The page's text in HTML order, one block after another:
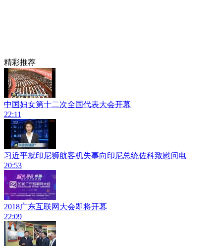
精彩推荐
中国妇女第十二次全国代表大会开幕
22:11
习近平就印尼狮航客机失事向印尼总统佐科致慰问电
20:53
2018广东互联网大会即将开幕
22:09